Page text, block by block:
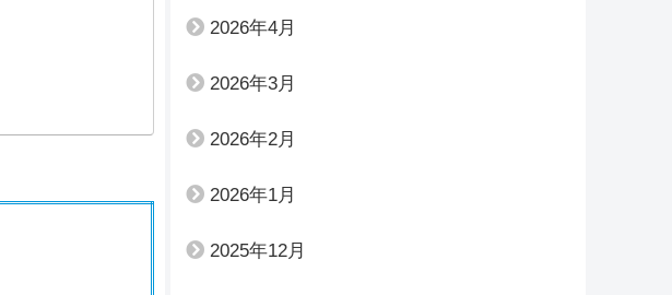
2026年4月
2026年3月
2026年2月
2026年1月
2025年12月